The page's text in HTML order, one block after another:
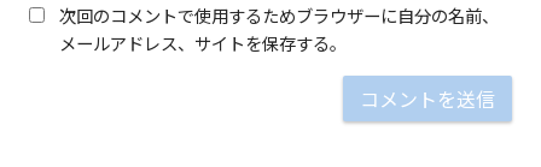
次回のコメントで使用するためブラウザーに自分の名前、
メールアドレス、サイトを保存する。